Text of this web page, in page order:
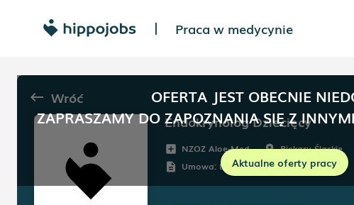
| Praca w medycynie
OFERTA JEST OBECNIE
ZAPRASZAMY DO ZAPOZNANIA SIĘ Z
Aktualne oferty pracy
keyboard_backspace Wróć
Endokrynolog Dziecięcy
add_box NZOZ Aloe-Med room Piekary Śląskie
description Umowa: Dowolna